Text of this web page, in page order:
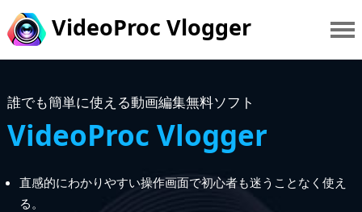
VideoProc Vlogger
誰でも簡単に使える動画編集無料ソフト
VideoProc Vlogger
直感的にわかりやすい操作画面で初心者も迷うことなく使え
る。